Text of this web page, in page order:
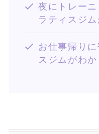
夜にトレー
ラティスジム
お仕事帰り
スジムがわか